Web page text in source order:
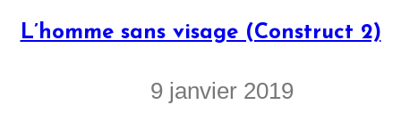
L’homme sans visage (Construct 2)
9 janvier 2019